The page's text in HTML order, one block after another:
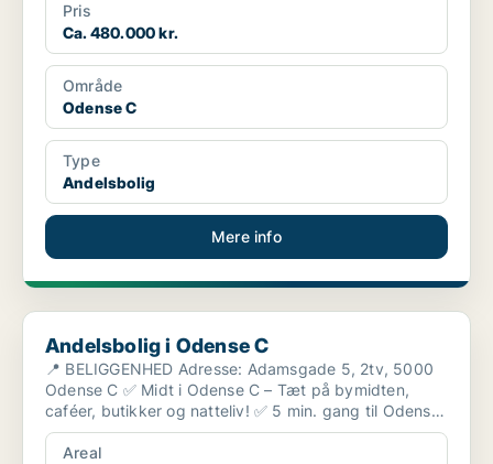
Pris
Ca. 480.000 kr.
Område
Odense C
Type
Andelsbolig
Mere info
Andelsbolig i Odense C
Andelsbolig i Odense C
📍 BELIGGENHED Adresse: Adamsgade 5, 2tv, 5000
Odense C ✅ Midt i Odense C – Tæt på bymidten,
caféer, butikker og natteliv! ✅ 5 min. gang til Odense
Baneg...
Areal